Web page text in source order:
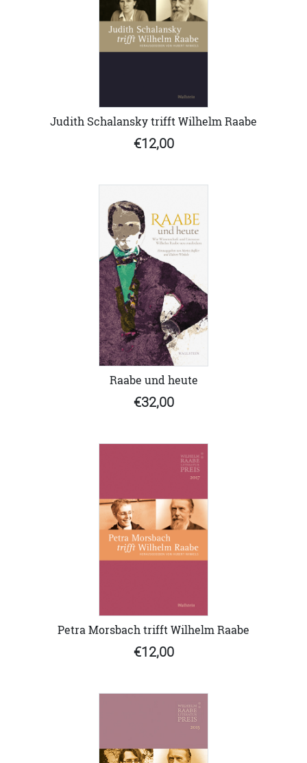
Judith Schalansky trifft Wilhelm Raabe
€12,00
Raabe und heute
€32,00
Petra Morsbach trifft Wilhelm Raabe
€12,00